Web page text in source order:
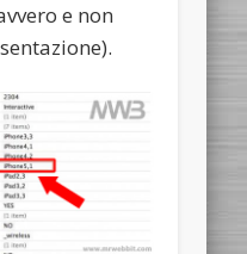
e non